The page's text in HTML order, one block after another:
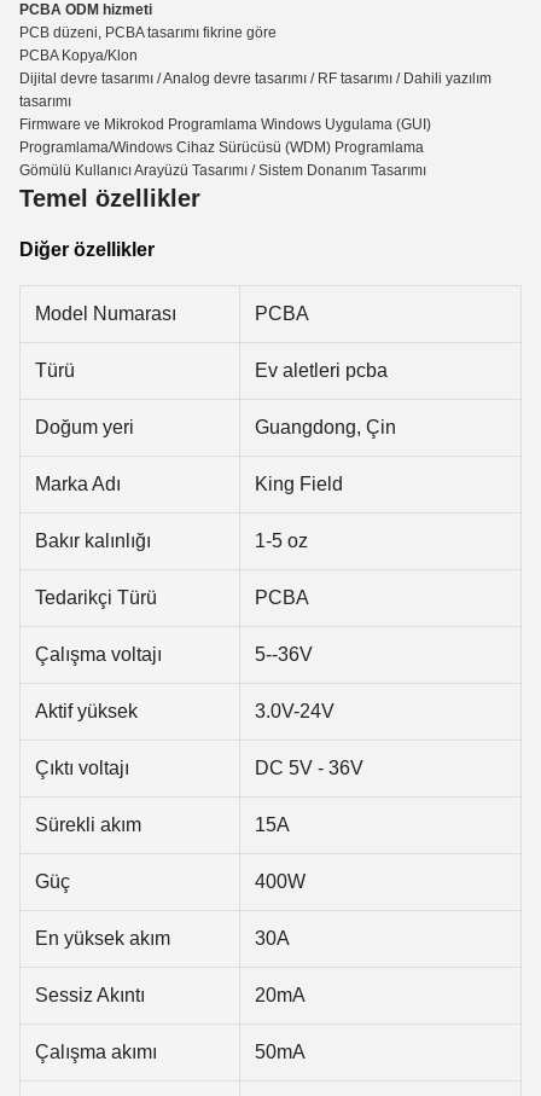
PCBA ODM hizmeti
PCB düzeni, PCBA tasarımı fikrine göre
PCBA Kopya/Klon
Dijital devre tasarımı / Analog devre tasarımı / RF tasarımı / Dahili yazılım
tasarımı
Firmware ve Mikrokod Programlama Windows Uygulama (GUI)
Programlama/Windows Cihaz Sürücüsü (WDM) Programlama
Gömülü Kullanıcı Arayüzü Tasarımı / Sistem Donanım Tasarımı
Temel özellikler
Diğer özellikler
Model Numarası PCBA
Türü Ev aletleri pcba
Doğum yeri Guangdong, Çin
Marka Adı King Field
Bakır kalınlığı 1-5 oz
Tedarikçi Türü PCBA
Çalışma voltajı 5--36V
Aktif yüksek 3.0V-24V
Çıktı voltajı DC 5V - 36V
Sürekli akım 15A
Güç 400W
En yüksek akım 30A
Sessiz Akıntı 20mA
Çalışma akımı 50mA